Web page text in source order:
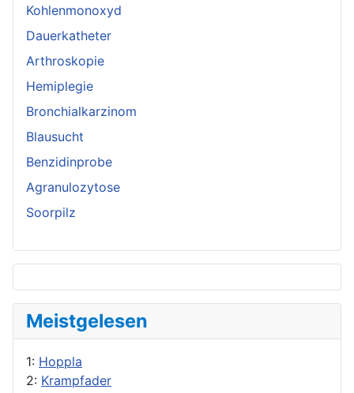
Kohlenmonoxyd
Dauerkatheter
Arthroskopie
Hemiplegie
Bronchialkarzinom
Blausucht
Benzidinprobe
Agranulozytose
Soorpilz
Meistgelesen
1: Hoppla
2: Krampfader